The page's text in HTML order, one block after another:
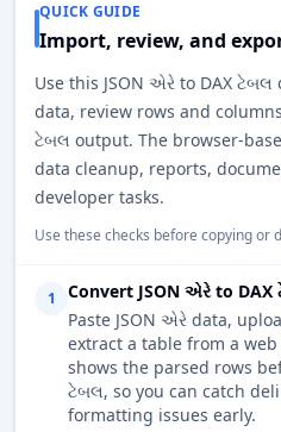
QUICK GUIDE
Import, review, and
Use this JSON એરે to DAX
data, review rows and
ટેબલ output. The browser-
data cleanup, reports,
developer tasks.
Use these checks before copying or
1
Convert JSON એરે to
Paste JSON એરે data,
extract a table from a
shows the parsed rows
ટેબલ, so you can catch
formatting issues early.